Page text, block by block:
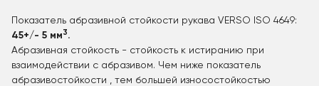
Показатель абразивной стойкости рукава VERSO ISO 4649:
45+/- 5 мм 3 .
Абразивная стойкость - стойкость к истиранию при
взаимодействии с абразивом. Чем ниже показатель
абразивостойкости , тем большей износостойкостью